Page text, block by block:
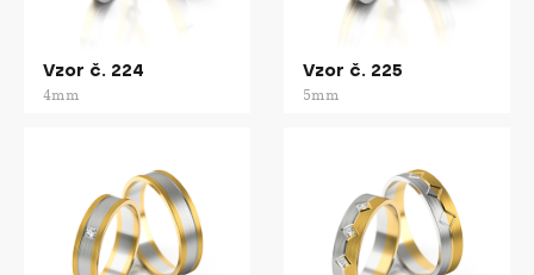
Vzor č. 224
4mm
Vzor č. 225
5mm